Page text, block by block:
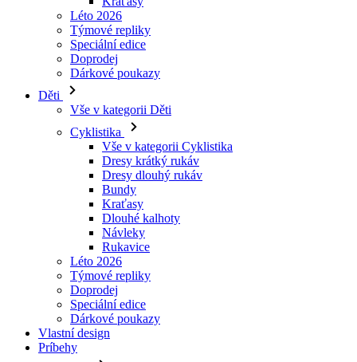
Léto 2026
Týmové repliky
Speciální edice
Doprodej
Dárkové poukazy
Děti
Vše v kategorii Děti
Cyklistika
Vše v kategorii Cyklistika
Dresy krátký rukáv
Dresy dlouhý rukáv
Bundy
Kraťasy
Dlouhé kalhoty
Návleky
Rukavice
Léto 2026
Týmové repliky
Doprodej
Speciální edice
Dárkové poukazy
Vlastní design
Príbehy